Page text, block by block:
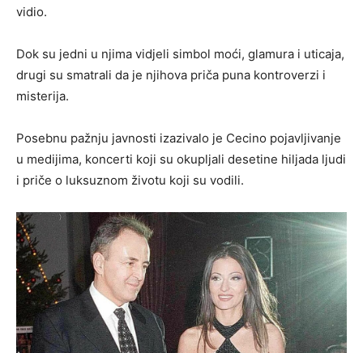
vidio.
Dok su jedni u njima vidjeli simbol moći, glamura i uticaja,
drugi su smatrali da je njihova priča puna kontroverzi i
misterija.
Posebnu pažnju javnosti izazivalo je Cecino pojavljivanje
u medijima, koncerti koji su okupljali desetine hiljada ljudi
i priče o luksuznom životu koji su vodili.